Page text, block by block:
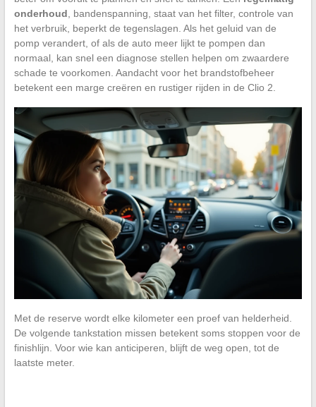
onderhoud , bandenspanning, staat van het filter, controle van
het verbruik, beperkt de tegenslagen. Als het geluid van de
pomp verandert, of als de auto meer lijkt te pompen dan
normaal, kan snel een diagnose stellen helpen om zwaardere
schade te voorkomen. Aandacht voor het brandstofbeheer
betekent een marge creëren en rustiger rijden in de Clio 2.
Met de reserve wordt elke kilometer een proef van helderheid.
De volgende tankstation missen betekent soms stoppen voor de
finishlijn. Voor wie kan anticiperen, blijft de weg open, tot de
laatste meter.